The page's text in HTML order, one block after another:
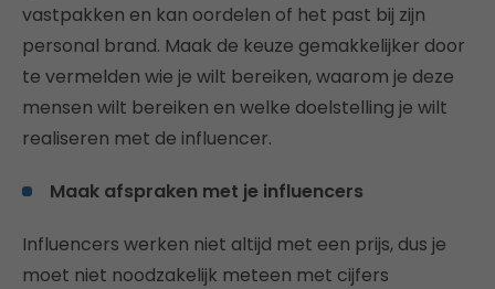
vastpakken en kan oordelen of het past bij zijn
personal brand. Maak de keuze gemakkelijker door
te vermelden wie je wilt bereiken, waarom je deze
mensen wilt bereiken en welke doelstelling je wilt
realiseren met de influencer.
Maak afspraken met je influencers
Influencers werken niet altijd met een prijs, dus je
moet niet noodzakelijk meteen met cijfers